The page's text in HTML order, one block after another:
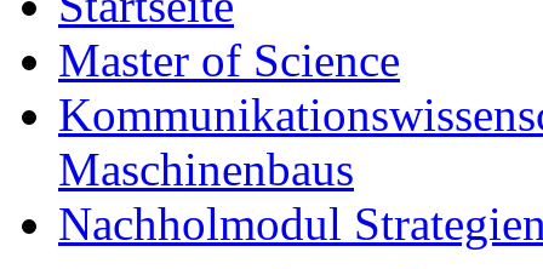
Master of Science
Maschinenbaus
Nachholmodul